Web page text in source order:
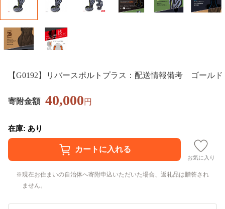
【G0192】リバースポルトプラス：配送情報備考 ゴールド
寄附金額 40,000円
在庫: あり
お気に入り
現在お住まいの自治体へ寄附申込いただいた場合、返礼品は贈答され
ません。